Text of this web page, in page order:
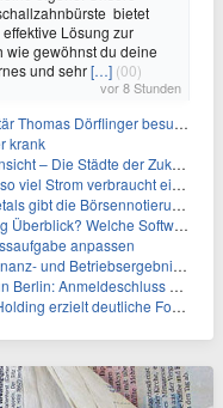
bietet
Lösung zur
wie gewöhnst du deine
und sehr[…] (00)
vor 8 Stunden
Handwerksbetrieb im Kammerbezirk Freiburg
krank
Städte der Zukunft sind grün-blau
verbraucht ein Aufzug im Gebäude
an der Frankfurter Wertpapierbörse bekannt
Software IT-Dienstleister wirklich brauchen
anpassen
Quartal 2026 mit Goldproduktion und Barreserven in Rekordhöhe
Anmeldeschluss am 26. August
Fortschritte bei ihren AI-Projekten